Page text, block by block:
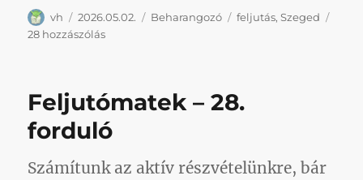
Szerző
vh Közzétéve
2026.05.02. Kategória
Beharangozó Címke
feljutás,Szeged
28 hozzászólásFeljutás:
bejegyzéshez
Feljutómatek – 28.
forduló
Számítunk az aktív részvételünkre, bár